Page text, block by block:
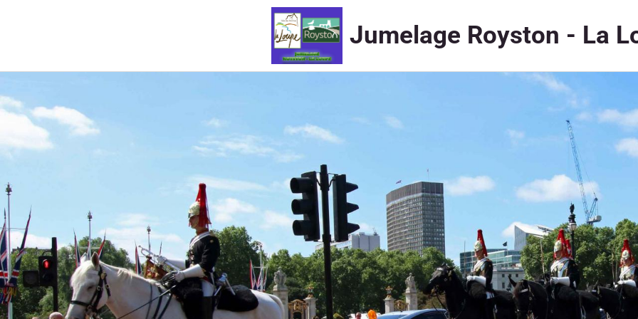
Jumelage Royston - La